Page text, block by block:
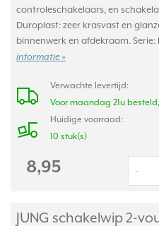
controleschakelaars, en
Duroplast: zeer krasvast en
binnenwerk en afdekraam. Serie:
informatie »
Verwachte levertijd:
Voor maandag 21u
Huidige voorraad:
10 stuk(s)
8,95 -
JUNG schakelwip 2-